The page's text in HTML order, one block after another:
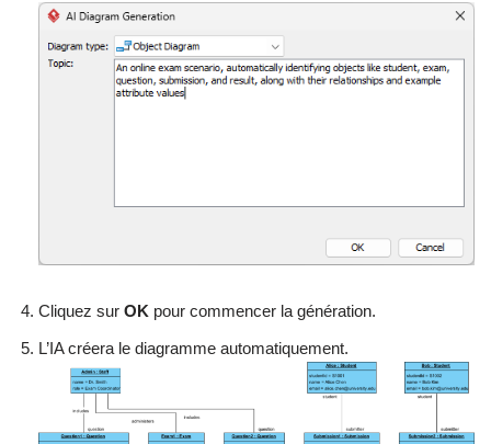
Cliquez sur OK pour commencer la génération.
L’IA créera le diagramme automatiquement.